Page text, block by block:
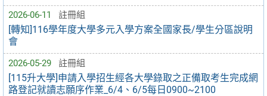
2026-06-11 註冊組
[轉知]116學年度大學多元入學方案全國家長/學生分區說明
會
2026-05-29 註冊組
[115升大學]申請入學招生經各大學錄取之正備取考生完成網
路登記就讀志願序作業_6/4、6/5每日0900~2100